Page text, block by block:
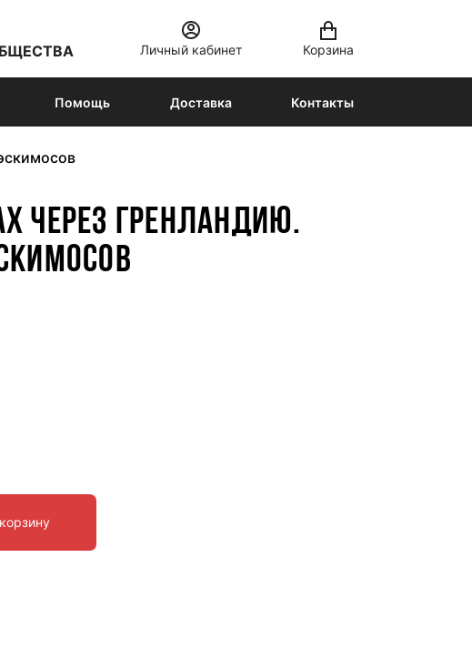
Личный кабинет Корзина
Помощь Доставка Контакты
ЧЕРЕЗ ГРЕНЛАНДИЮ.